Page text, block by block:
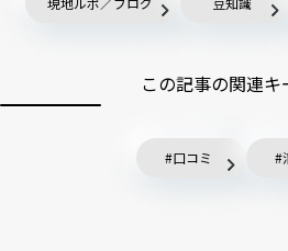
この記事の関連キ
口コミ